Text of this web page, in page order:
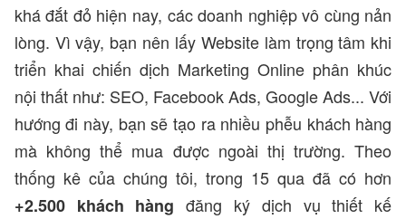
khá đắt đỏ hiện nay, các doanh nghiệp vô cùng nản
lòng. Vì vậy, bạn nên lấy Website làm trọng tâm khi
triển khai chiến dịch Marketing Online phân khúc
nội thất như: SEO, Facebook Ads, Google Ads... Với
hướng đi này, bạn sẽ tạo ra nhiều phễu khách hàng
mà không thể mua được ngoài thị trường. Theo
thống kê của chúng tôi, trong 15 qua đã có hơn
+2.500 khách hàng đăng ký dịch vụ thiết kế